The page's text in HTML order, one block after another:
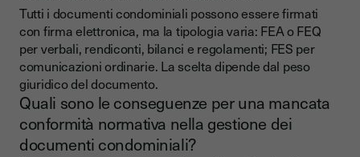
Tutti i documenti condominiali possono essere firmati
con firma elettronica, ma la tipologia varia: FEA o FEQ
per verbali, rendiconti, bilanci e regolamenti; FES per
comunicazioni ordinarie. La scelta dipende dal peso
giuridico del documento.
Quali sono le conseguenze per una mancata
conformità normativa nella gestione dei
documenti condominiali?